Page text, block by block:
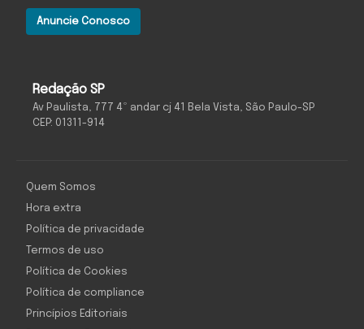
Redação SP
Av Paulista, 777 4º andar cj 41 Bela Vista, São Paulo-SP
CEP: 01311-914
Anuncie Conosco
Quem Somos
Hora extra
Política de privacidade
Termos de uso
Política de Cookies
Política de compliance
Princípios Editoriais